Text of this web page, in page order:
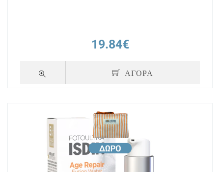
19.84€
ΑΓΟΡΑ